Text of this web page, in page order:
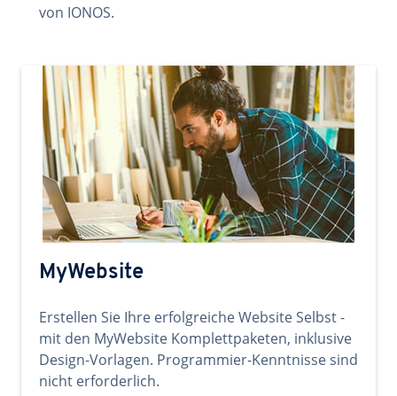
von IONOS.
MyWebsite
Erstellen Sie Ihre erfolgreiche Website Selbst -
mit den MyWebsite Komplettpaketen, inklusive
Design-Vorlagen. Programmier-Kenntnisse sind
nicht erforderlich.